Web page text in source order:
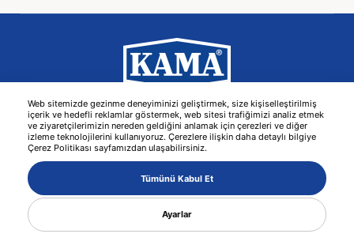
Web sitemizde gezinme deneyiminizi geliştirmek, size kişiselleştirilmiş
içerik ve hedefli reklamlar göstermek, web sitesi trafiğimizi analiz etmek
ve ziyaretçilerimizin nereden geldiğini anlamak için çerezleri ve diğer
izleme teknolojilerini kullanıyoruz. Çerezlere ilişkin daha detaylı bilgiye
Çerez Politikası sayfamızdan ulaşabilirsiniz.
Tümünü Kabul Et
Ayarlar
Kişisel Verilerin Korunması Bilgi Toplumu Hizmetleri -
© 2026 KAMA -Web Tasarım MediaClick